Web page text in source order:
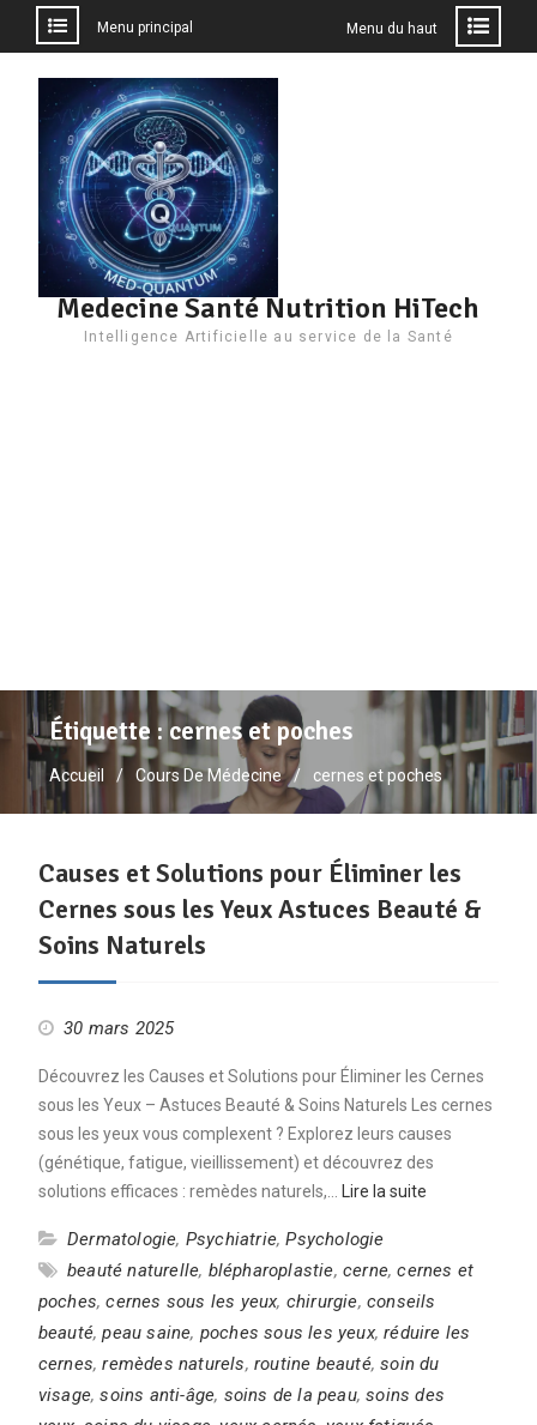
contenu
Menu principal Menu du haut
Medecine Santé Nutrition HiTech
Intelligence Artificielle au service de la Santé
Étiquette : cernes et poches
Accueil Cours De Médecine cernes et poches
Causes et Solutions pour Éliminer les
Cernes sous les Yeux Astuces Beauté &
Soins Naturels
30 mars 2025
Découvrez les Causes et Solutions pour Éliminer les Cernes
sous les Yeux – Astuces Beauté & Soins Naturels Les cernes
sous les yeux vous complexent ? Explorez leurs causes
(génétique, fatigue, vieillissement) et découvrez des
solutions efficaces : remèdes naturels,…
Lire la suite
Dermatologie, Psychiatrie,Psychologie
beauté naturelle, blépharoplastie, cerne,cernes et
poches,cernes sous les yeux, chirurgie, conseils
beauté,peau saine, poches sous les yeux,réduire les
cernes,remèdes naturels, routine beauté,soin du
visage,soins anti-âge, soins de la peau,soins des